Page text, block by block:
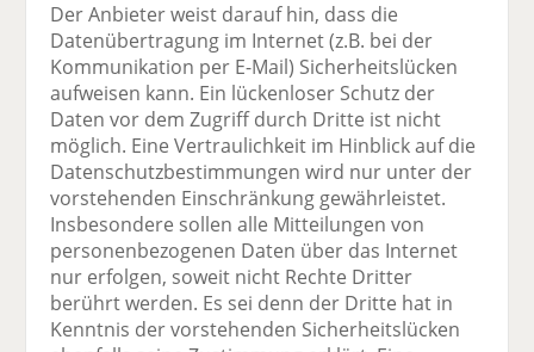
Der Anbieter weist darauf hin, dass die
Datenübertragung im Internet (z.B. bei der
Kommunikation per E-Mail) Sicherheitslücken
aufweisen kann. Ein lückenloser Schutz der
Daten vor dem Zugriff durch Dritte ist nicht
möglich. Eine Vertraulichkeit im Hinblick auf die
Datenschutzbestimmungen wird nur unter der
vorstehenden Einschränkung gewährleistet.
Insbesondere sollen alle Mitteilungen von
personenbezogenen Daten über das Internet
nur erfolgen, soweit nicht Rechte Dritter
berührt werden. Es sei denn der Dritte hat in
Kenntnis der vorstehenden Sicherheitslücken